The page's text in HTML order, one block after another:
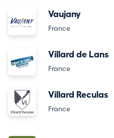
Vaujany
France
Villard de Lans
France
Villard Reculas
France